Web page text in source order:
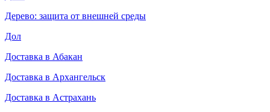
Дерево: защита от внешней среды
Дол
Доставка в Абакан
Доставка в Архангельск
Доставка в Астрахань